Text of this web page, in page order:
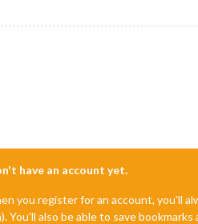
have an account yet.
you register for an account, you'll
also be able to save